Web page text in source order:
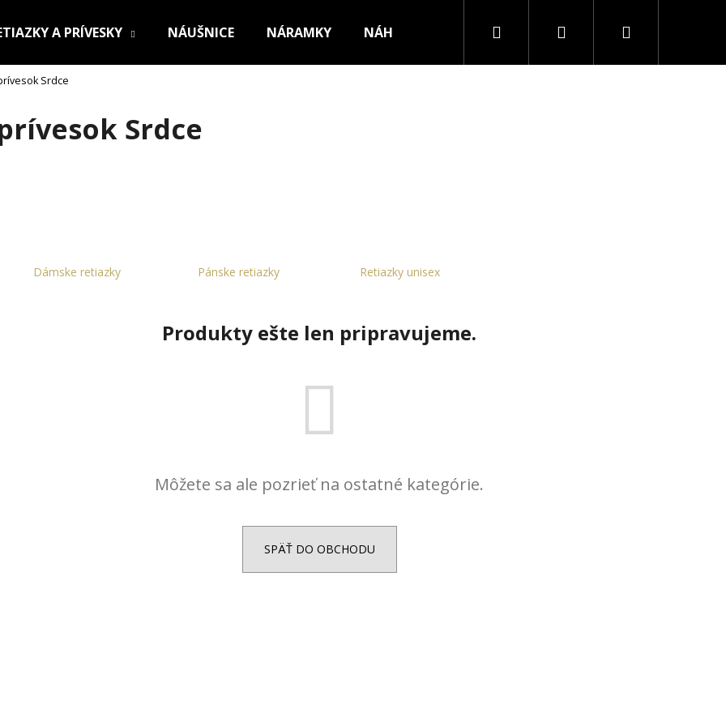
A PRÍVESKY NÁUŠNICE NÁRAMKY NÁHRDELNÍKY PRSTENE
Hľadať PrihlásenieNákupný
Srdce
Srdce
Dámske retiazky Pánske retiazky Retiazky unisex
Produkty ešte len pripravujeme.
Môžete sa ale pozrieť na ostatné kategórie.
SPÄŤ DO OBCHODU
Čo potrebujete nájsť?
RETIAZKA Z CHIRURGICKEJ OCELE